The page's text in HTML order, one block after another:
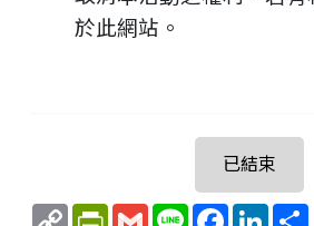
於此網站。
已結束
CopyPrintFriendly
GmailLine Facebook